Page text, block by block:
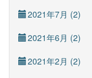
2021年7月 (2)
2021年6月 (2)
2021年2月 (2)